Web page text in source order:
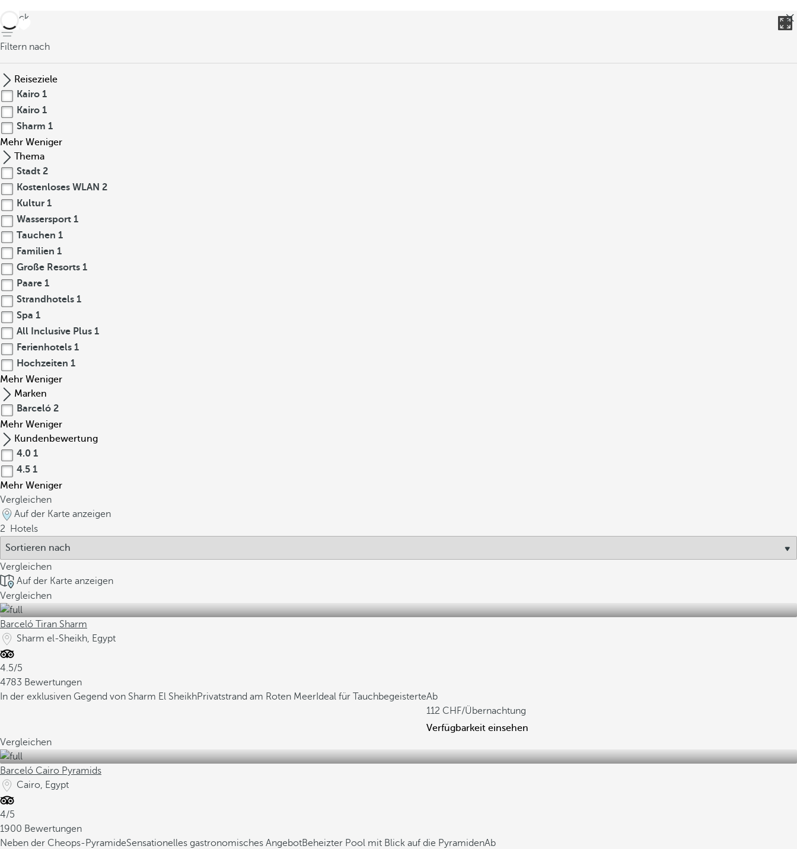
zurück
Filtern nach
Reiseziele
Kairo 1
Kairo 1
Sharm 1
Mehr Weniger
Thema
Stadt 2
Kostenloses WLAN 2
Kultur 1
Wassersport 1
Tauchen 1
Familien 1
Große Resorts 1
Paare 1
Strandhotels 1
Spa 1
All Inclusive Plus 1
Ferienhotels 1
Hochzeiten 1
Mehr Weniger
Marken
Barceló 2
Mehr Weniger
Kundenbewertung
4.0 1
4.5 1
Mehr Weniger
Vergleichen
Auf der Karte anzeigen
2
Hotels
Vergleichen
Auf der Karte anzeigen
Vergleichen
Barceló Tiran Sharm
Sharm el-Sheikh, Egypt
4.5/5
4783 Bewertungen
In der exklusiven Gegend von Sharm El SheikhPrivatstrand am Roten Meer Ideal für TauchbegeisterteAb
112
/Übernachtung
Verfügbarkeit einsehen
Vergleichen
Barceló Cairo Pyramids
Cairo, Egypt
4/5
1900 Bewertungen
Neben der Cheops-PyramideSensationelles gastronomisches AngebotBeheizter Pool mit Blick auf die PyramidenAb